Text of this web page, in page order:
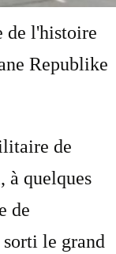
de l'histoire
Republike
de
à quelques
de
le grand